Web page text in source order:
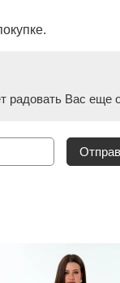
радовать Вас еще